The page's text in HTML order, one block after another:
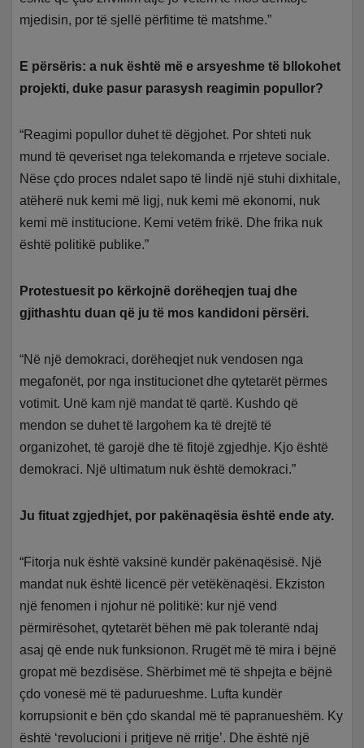
mjedisin, por të sjellë përfitime të matshme.”
E përsëris: a nuk është më e arsyeshme të bllokohet
projekti, duke pasur parasysh reagimin popullor?
“Reagimi popullor duhet të dëgjohet. Por shteti nuk
mund të qeveriset nga telekomanda e rrjeteve sociale.
Nëse çdo proces ndalet sapo të lindë një stuhi dixhitale,
atëherë nuk kemi më ligj, nuk kemi më ekonomi, nuk
kemi më institucione. Kemi vetëm frikë. Dhe frika nuk
është politikë publike.”
Protestuesit po kërkojnë dorëheqjen tuaj dhe
gjithashtu duan që ju të mos kandidoni përsëri.
“Në një demokraci, dorëheqjet nuk vendosen nga
megafonët, por nga institucionet dhe qytetarët përmes
votimit. Unë kam një mandat të qartë. Kushdo që
mendon se duhet të largohem ka të drejtë të
organizohet, të garojë dhe të fitojë zgjedhje. Kjo është
demokraci. Një ultimatum nuk është demokraci.”
Ju fituat zgjedhjet, por pakënaqësia është ende aty.
“Fitorja nuk është vaksinë kundër pakënaqësisë. Një
mandat nuk është licencë për vetëkënaqësi. Ekziston
një fenomen i njohur në politikë: kur një vend
përmirësohet, qytetarët bëhen më pak tolerantë ndaj
asaj që ende nuk funksionon. Rrugët më të mira i bëjnë
gropat më bezdisëse. Shërbimet më të shpejta e bëjnë
çdo vonesë më të padurueshme. Lufta kundër
korrupsionit e bën çdo skandal më të papranueshëm. Ky
është ‘revolucioni i pritjeve në rritje’. Dhe është një